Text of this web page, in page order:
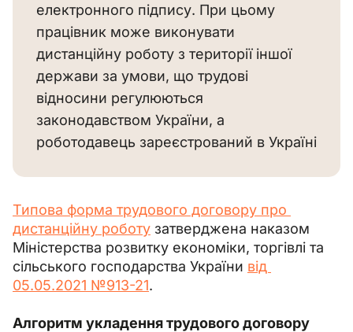
електронного підпису. При цьому
працівник може виконувати
дистанційну роботу з території іншої
держави за умови, що трудові
відносини регулюються
законодавством України, а
роботодавець зареєстрований в Україні
Типова форма трудового договору про
дистанційну роботу затверджена наказом
Міністерства розвитку економіки, торгівлі та
сільського господарства України від
05.05.2021 №913-21.
Алгоритм укладення трудового договору